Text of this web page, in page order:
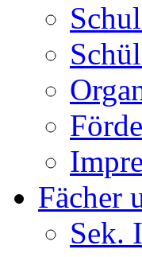
Fächer
Sek.